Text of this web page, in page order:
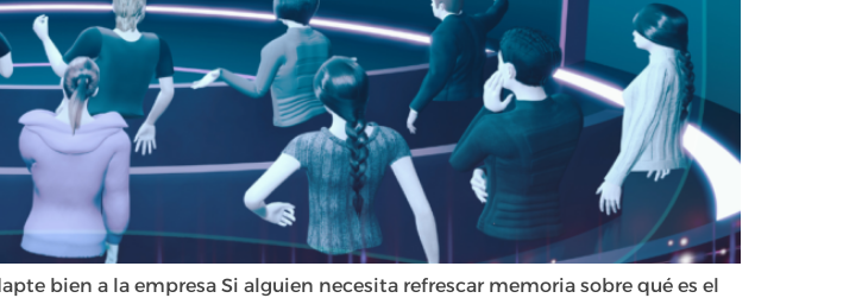
bien a la empresa Si alguien necesita refrescar memoria sobre qué es el